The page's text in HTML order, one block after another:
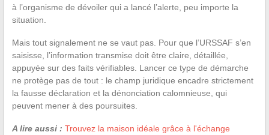
à l’organisme de dévoiler qui a lancé l’alerte, peu importe la
situation.
Mais tout signalement ne se vaut pas. Pour que l’URSSAF s’en
saisisse, l’information transmise doit être claire, détaillée,
appuyée sur des faits vérifiables. Lancer ce type de démarche
ne protège pas de tout : le champ juridique encadre strictement
la fausse déclaration et la dénonciation calomnieuse, qui
peuvent mener à des poursuites.
A lire aussi : Trouvez la maison idéale grâce à l'échange